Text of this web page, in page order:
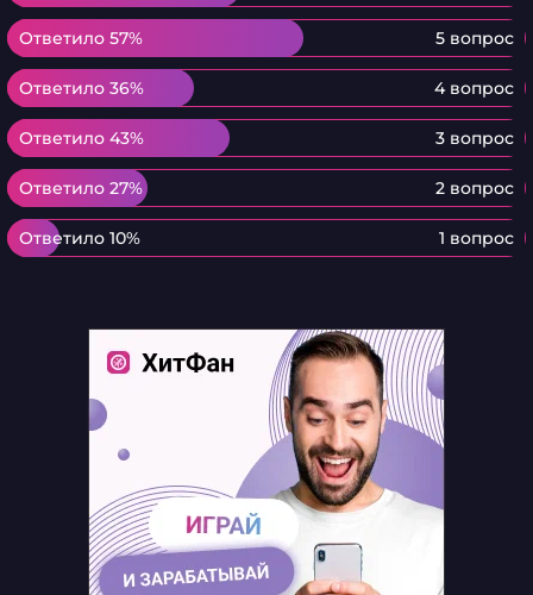
Ответило 57% 5 вопрос
Ответило 57%
Ответило 36% 4 вопрос
Ответило 36%
Ответило 43% 3 вопрос
Ответило 43%
Ответило 27% 2 вопрос
Ответило 27%
Ответило 10% 1 вопрос
Ответило 10%